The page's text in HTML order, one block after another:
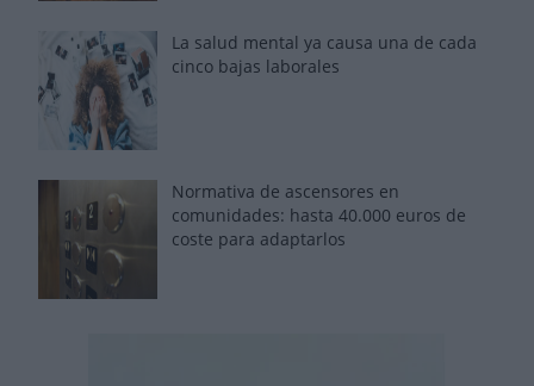
La salud mental ya causa una de cada
cinco bajas laborales
Normativa de ascensores en
comunidades: hasta 40.000 euros de
coste para adaptarlos